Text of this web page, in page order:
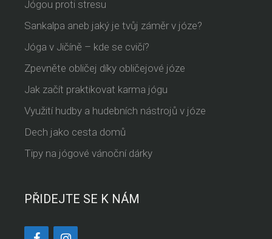
Jógou proti stresu
Sankalpa aneb jaký je tvůj záměr v józe?
Jóga v Jičíně – kde se cvičí?
Zpevněte obličej díky obličejové józe
Jak začít praktikovat karma jógu
Využití hudby a hudebních nástrojů v józe
Dech jako cesta domů
Tipy na jógové vánoční dárky
PŘIDEJTE SE K NÁM